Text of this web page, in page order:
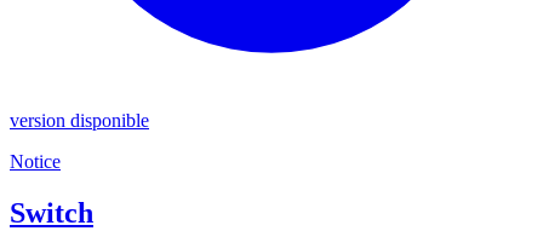
version disponible
Notice
Switch